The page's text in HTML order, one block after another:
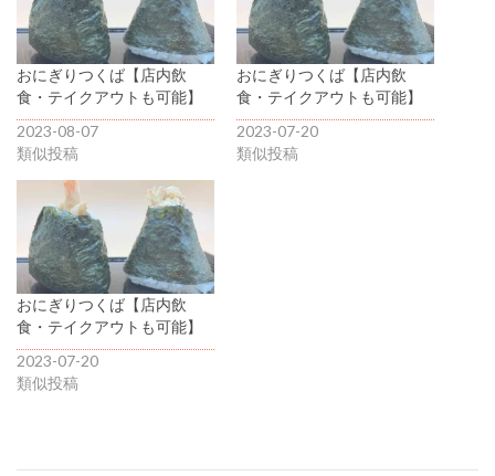
おにぎりつくば【店内飲
食・テイクアウトも可能】
2023-08-07
類似投稿
おにぎりつくば【店内飲
食・テイクアウトも可能】
2023-07-20
類似投稿
おにぎりつくば【店内飲
食・テイクアウトも可能】
2023-07-20
類似投稿